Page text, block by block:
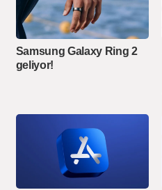
Samsung Galaxy Ring 2
geliyor!